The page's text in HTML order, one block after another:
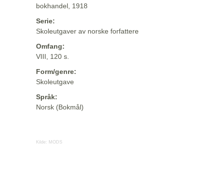
bokhandel, 1918
Serie:
Skoleutgaver av norske forfattere
Omfang:
VIII, 120 s.
Form/genre:
Skoleutgave
Språk:
Norsk (Bokmål)
Kilde: MODS